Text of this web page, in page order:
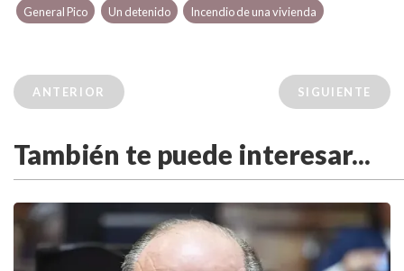
General Pico Un detenido Incendio de una vivienda
ANTERIOR SIGUIENTE
También te puede interesar...